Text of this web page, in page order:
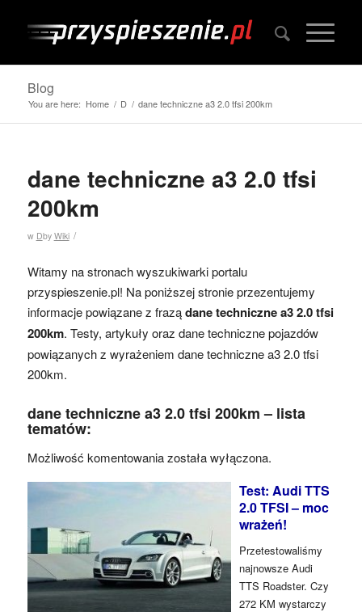
Blog
You are here: Home / D / dane techniczne a3 2.0 tfsi 200km
dane techniczne a3 2.0 tfsi
200km
w D /
by Wiki
Witamy na stronach wyszukiwarki portalu
przyspieszenie.pl! Na poniższej stronie przezentujemy
informacje powiązane z fraządane techniczne a3 2.0 tfsi
200km. Testy, artykuły oraz dane techniczne pojazdów
powiązanych z wyrażeniem dane techniczne a3 2.0 tfsi
200km.
dane techniczne a3 2.0 tfsi 200km – lista
tematów:
Możliwość komentowania została wyłączona.
Test: Audi TTS
2.0 TFSI – moc
wrażeń!
Przetestowaliśmy
najnowsze Audi
TTS Roadster. Czy
272 KM wystarczy